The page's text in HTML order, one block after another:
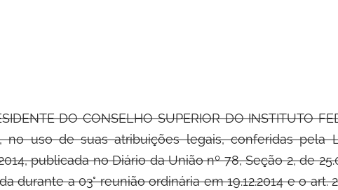
DO CONSELHO SUPERIOR DO INSTITUTO
no uso de suas atribuições legais, conferidas pela
publicada no Diário da União nº 78, Seção 2, de
durante a 03° reunião ordinária em 19.12.2014 e o art.